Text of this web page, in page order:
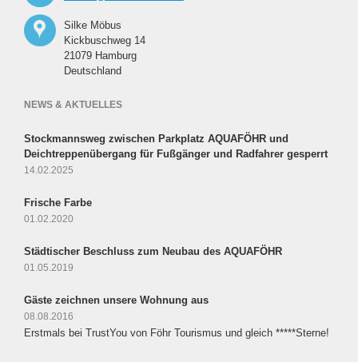
Silke Möbus
Kickbuschweg 14
21079 Hamburg
Deutschland
NEWS & AKTUELLES
Stockmannsweg zwischen Parkplatz AQUAFÖHR und
Deichtreppenübergang für Fußgänger und Radfahrer gesperrt
14.02.2025
Frische Farbe
01.02.2020
Städtischer Beschluss zum Neubau des AQUAFÖHR
01.05.2019
Gäste zeichnen unsere Wohnung aus
08.08.2016
Erstmals bei TrustYou von Föhr Tourismus und gleich *****Sterne!